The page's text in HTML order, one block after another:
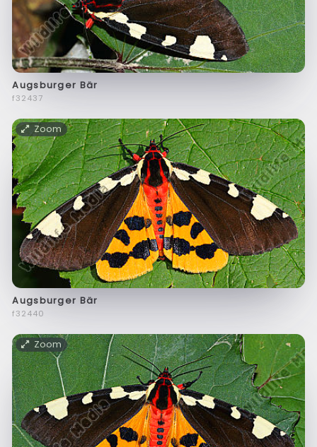
Augsburger Bär
f32437
Zoom
Augsburger Bär
f32440
Zoom